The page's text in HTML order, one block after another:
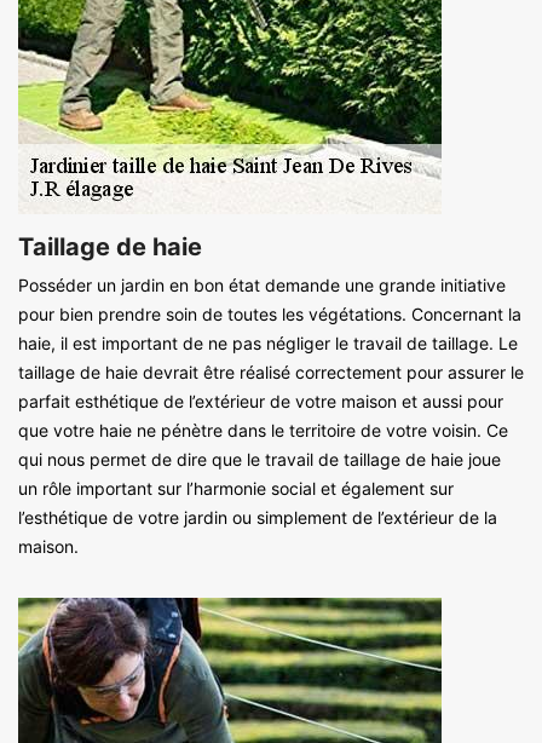
Taillage de haie
Posséder un jardin en bon état demande une grande initiative
pour bien prendre soin de toutes les végétations. Concernant la
haie, il est important de ne pas négliger le travail de taillage. Le
taillage de haie devrait être réalisé correctement pour assurer le
parfait esthétique de l’extérieur de votre maison et aussi pour
que votre haie ne pénètre dans le territoire de votre voisin. Ce
qui nous permet de dire que le travail de taillage de haie joue
un rôle important sur l’harmonie social et également sur
l’esthétique de votre jardin ou simplement de l’extérieur de la
maison.